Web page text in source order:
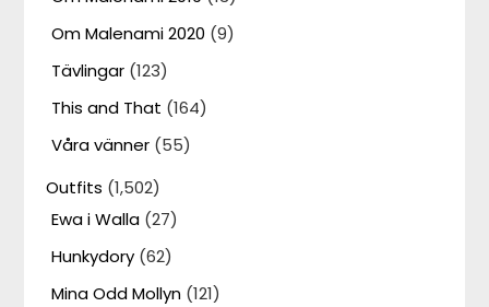
Om Malenami 2020 (9)
Tävlingar (123)
This and That (164)
Våra vänner (55)
Outfits (1,502)
Ewa i Walla (27)
Hunkydory (62)
Mina Odd Mollyn (121)